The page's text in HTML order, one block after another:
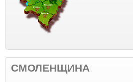
СМОЛЕНЩИНА